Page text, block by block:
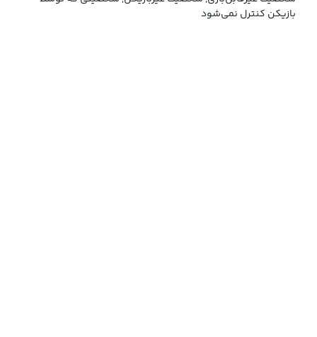
بازیکن کنترل نمی‌شود